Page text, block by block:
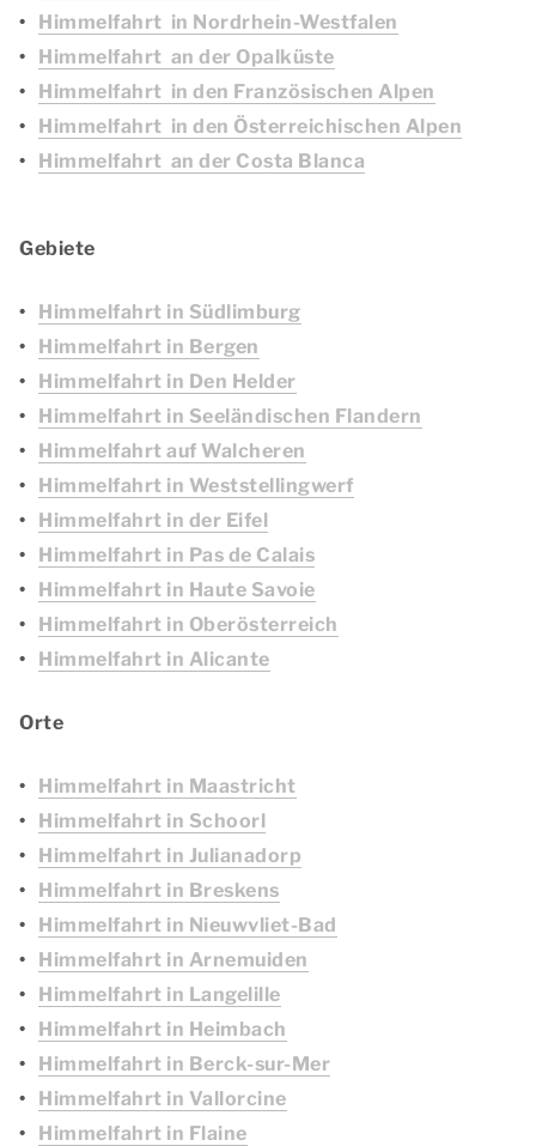
Himmelfahrt in Nordrhein-Westfalen
Himmelfahrt an der Opalküste
Himmelfahrt in den Französischen Alpen
Himmelfahrt in den Österreichischen Alpen
Himmelfahrt an der Costa Blanca
Gebiete
Himmelfahrt in Südlimburg
Himmelfahrt in Bergen
Himmelfahrt in Den Helder
Himmelfahrt in Seeländischen Flandern
Himmelfahrt auf Walcheren
Himmelfahrt in Weststellingwerf
Himmelfahrt in der Eifel
Himmelfahrt in Pas de Calais
Himmelfahrt in Haute Savoie
Himmelfahrt in Oberösterreich
Himmelfahrt in Alicante
Orte
Himmelfahrt in Maastricht
Himmelfahrt in Schoorl
Himmelfahrt in Julianadorp
Himmelfahrt in Breskens
Himmelfahrt in Nieuwvliet-Bad
Himmelfahrt in Arnemuiden
Himmelfahrt in Langelille
Himmelfahrt in Heimbach
Himmelfahrt in Berck-sur-Mer
Himmelfahrt in Vallorcine
Himmelfahrt in Flaine